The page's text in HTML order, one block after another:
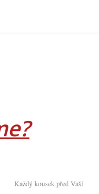
Každý kousek před Vaší